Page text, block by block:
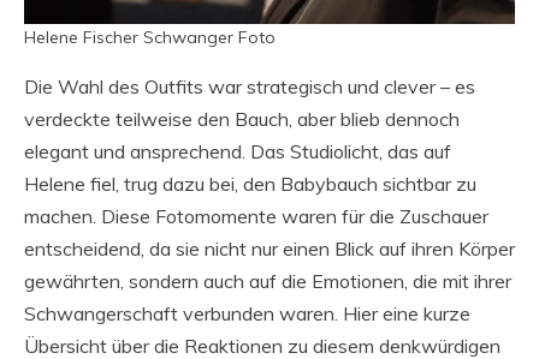
Helene Fischer Schwanger Foto
Die Wahl des Outfits war strategisch und clever – es
verdeckte teilweise den Bauch, aber blieb dennoch
elegant und ansprechend. Das Studiolicht, das auf
Helene fiel, trug dazu bei, den Babybauch sichtbar zu
machen. Diese Fotomomente waren für die Zuschauer
entscheidend, da sie nicht nur einen Blick auf ihren Körper
gewährten, sondern auch auf die Emotionen, die mit ihrer
Schwangerschaft verbunden waren. Hier eine kurze
Übersicht über die Reaktionen zu diesem denkwürdigen